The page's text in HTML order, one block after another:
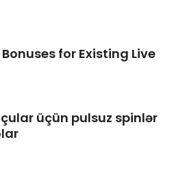
for Existing Live
üçün pulsuz spinlər